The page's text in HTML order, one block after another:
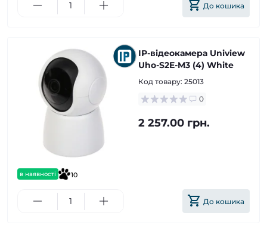
До кошика
в наявності 10
ІР-відеокамера Uniview
Uho-S2E-M3 (4) White
Код товару: 25013
0
2 257.00 грн.
До кошика